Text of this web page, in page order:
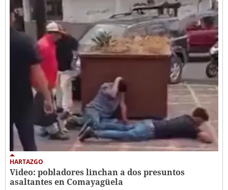
HARTAZGO
Video: pobladores linchan a dos presuntos
asaltantes en Comayagüela